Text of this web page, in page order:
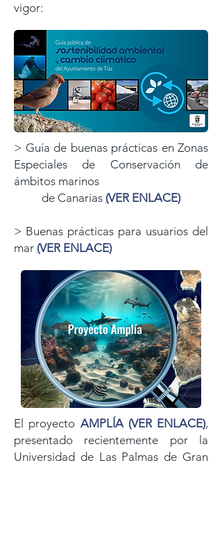
vigor:
> Guía de buenas prácticas en Zonas
Especiales de Conservación de
ámbitos marinos
de Canarias (VER ENLACE)
> Buenas prácticas para usuarios del
mar (VER ENLACE)
El proyecto AMPLÍA (VER ENLACE),
presentado recientemente por la
Universidad de Las Palmas de Gran